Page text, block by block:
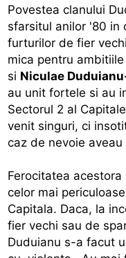
Povestea clanului
sfarsitul anilor '80 in
furturilor de fier
mica pentru
si Niculae
au unit fortele si au
Sectorul 2 al
venit singuri, ci
caz de nevoie
Ferocitatea
celor mai
Capitala. Daca, la
fier vechi sau de
Duduianu s-a facut